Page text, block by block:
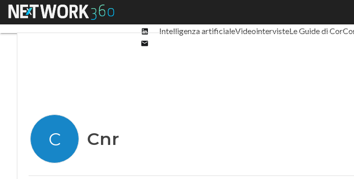
Menu
Linkedin
Intelligenza artificialeVideointervisteLe Guide di
C Cnr